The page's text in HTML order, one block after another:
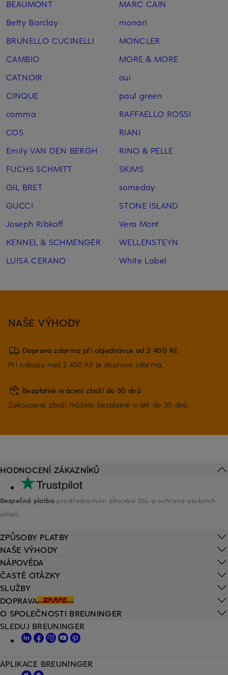
BEAUMONT
Betty Barclay
BRUNELLO CUCINELLI
CAMBIO
CATNOIR
CINQUE
comma
COS
Emily VAN DEN BERGH
FUCHS SCHMITT
GIL BRET
GUCCI
Joseph Ribkoff
KENNEL & SCHMENGER
LUISA CERANO
MARC CAIN
monari
MONCLER
MORE & MORE
oui
paul green
RAFFAELLO ROSSI
RIANI
RINO & PELLE
SKIMS
someday
STONE ISLAND
Vera Mont
WELLENSTEYN
White Label
NAŠE VÝHODY
Doprava zdarma při objednávce od 2 400 Kč
Při nákupu nad 2 400 Kč je doprava zdarma.
Bezplatné vrácení zboží do 30 dnů
Zakoupené zboží můžete bezplatně vrátit do 30 dnů.
NÁPOVĚDA
ČASTÉ OTÁZKY
SLUŽBY
DOPRAVA
HODNOCENÍ ZÁKAZNÍKŮ
Bezpečná platba prostřednictvím šifrování SSL a ochrana osobních
údajů.
ZPŮSOBY PLATBY
NAŠE VÝHODY
O SPOLEČNOSTI BREUNINGER
SLEDUJ BREUNINGER
APLIKACE BREUNINGER